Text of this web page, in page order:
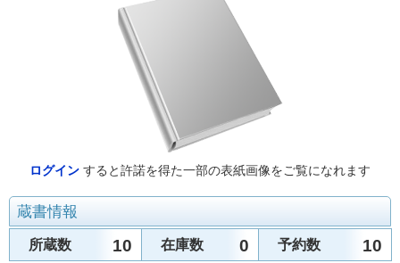
ログイン すると許諾を得た一部の表紙画像をご覧になれます
蔵書情報
所蔵数 10 在庫数 0 予約数 10